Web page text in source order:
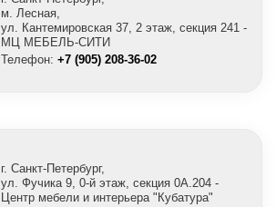
м. Лесная,
ул. Кантемировская 37, 2 этаж, секция 241 -
МЦ МЕБЕЛЬ-СИТИ
Телефон: +7 (905) 208-36-02
г. Санкт-Петербург,
ул. Фучика 9, 0-й этаж, секция 0A.204 -
Центр мебели и интерьера "Кубатура"